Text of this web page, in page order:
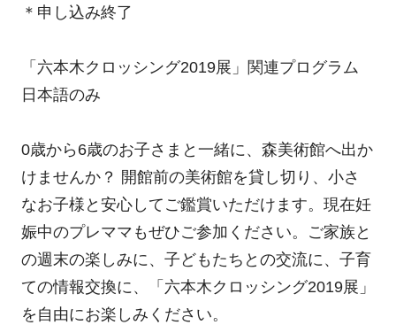
＊申し込み終了
「六本木クロッシング2019展」関連プログラム
日本語のみ
0歳から6歳のお子さまと一緒に、森美術館へ出か
けませんか？ 開館前の美術館を貸し切り、小さ
なお子様と安心してご鑑賞いただけます。現在妊
娠中のプレママもぜひご参加ください。ご家族と
の週末の楽しみに、子どもたちとの交流に、子育
ての情報交換に、「六本木クロッシング2019展」
を自由にお楽しみください。